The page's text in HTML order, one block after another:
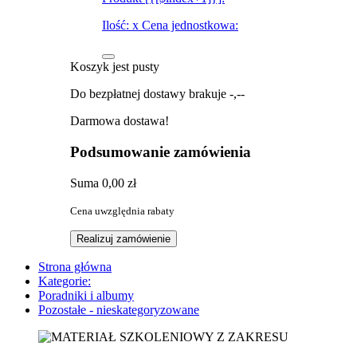
Ilość: x Cena jednostkowa:
Koszyk jest pusty
Do bezpłatnej dostawy brakuje -,--
Darmowa dostawa!
Podsumowanie zamówienia
Suma 0,00 zł
Cena uwzględnia rabaty
Realizuj zamówienie
Strona główna
Kategorie:
Poradniki i albumy
Pozostałe - nieskategoryzowane